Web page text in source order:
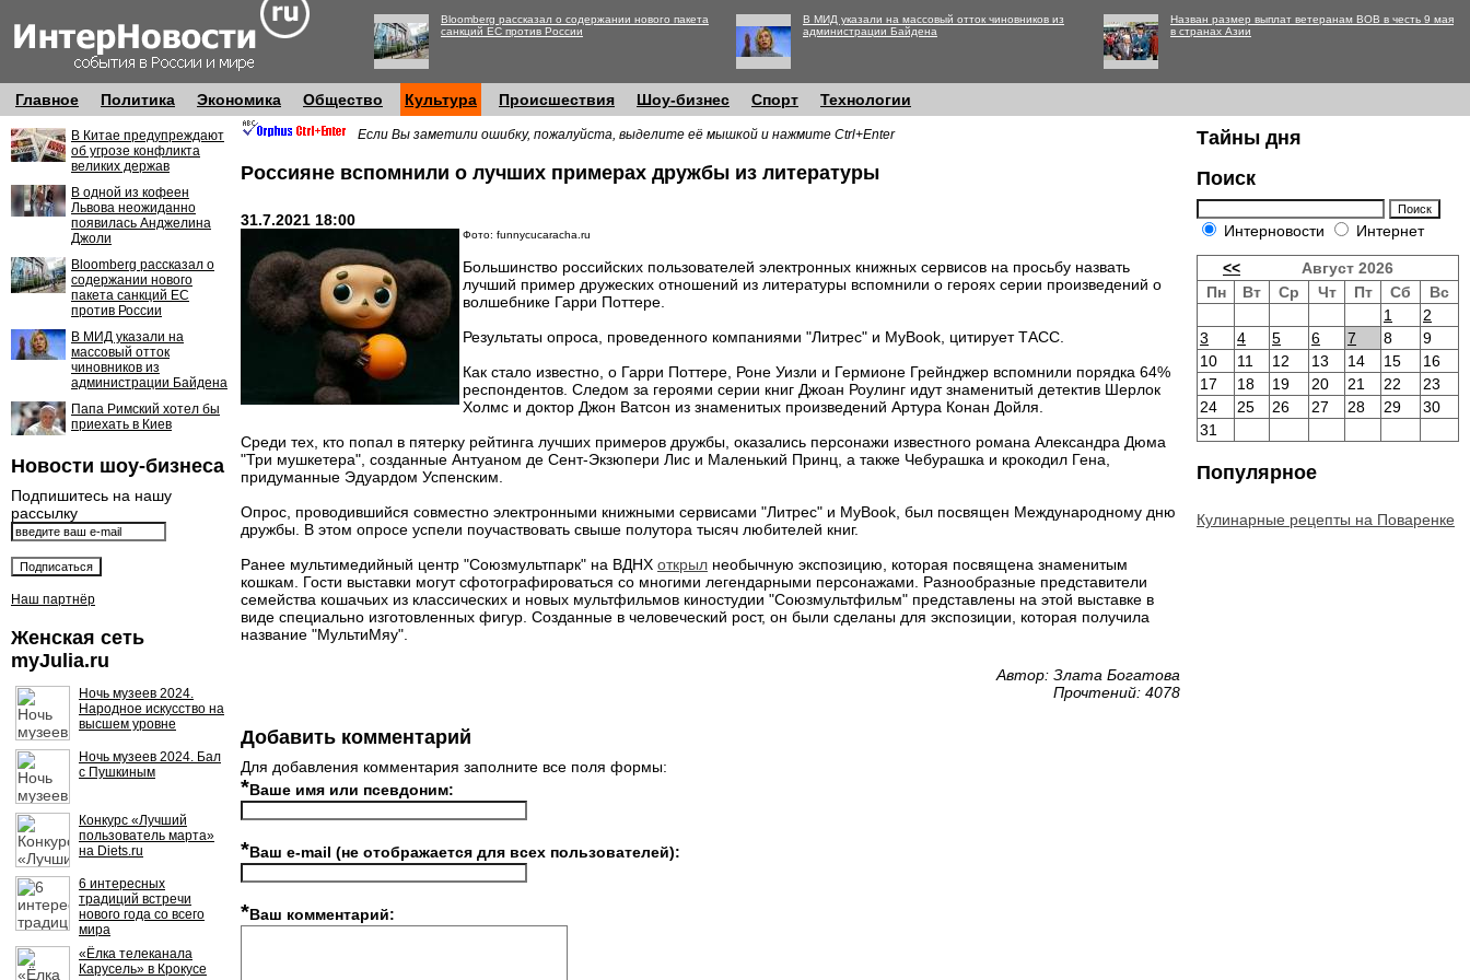
Bloomberg рассказал о содержании нового пакета
санкций ЕС против России
В МИД указали на массовый отток чиновников из
администрации Байдена
Назван размер выплат ветеранам ВОВ в честь 9 мая
в странах Азии
Главное Политика Экономика Общество Культура Происшествия Шоу-бизнес Спорт Технологии
В Китае предупреждают
об угрозе конфликта
великих держав
В одной из кофеен
Львова неожиданно
появилась Анджелина
Джоли
Bloomberg рассказал о
содержании нового
пакета санкций ЕС
против России
В МИД указали на
массовый отток
чиновников из
администрации Байдена
Папа Римский хотел бы
приехать в Киев
Новости шоу-бизнеса
Подпишитесь на нашу
рассылку
Наш партнёр
Женская сеть
myJulia.ru
Ночь музеев 2024.
Народное искусство на
высшем уровне
Ночь музеев 2024. Бал
с Пушкиным
Конкурс «Лучший
пользователь марта»
на Diets.ru
6 интересных
традиций встречи
нового года со всего
мира
«Ёлка телеканала
Карусель» в Крокусе
Если Вы заметили ошибку, пожалуйста, выделите её мышкой и нажмите Ctrl+Enter
Россияне вспомнили о лучших примерах дружбы из литературы
31.7.2021 18:00
Фото: funnycucaracha.ru
Большинство российских пользователей электронных книжных сервисов на просьбу назвать
лучший пример дружеских отношений из литературы вспомнили о героях серии произведений о
волшебнике Гарри Поттере.
Результаты опроса, проведенного компаниями "Литрес" и MyBook, цитирует ТАСС.
Как стало известно, о Гарри Поттере, Роне Уизли и Гермионе Грейнджер вспомнили порядка 64%
респондентов. Следом за героями серии книг Джоан Роулинг идут знаменитый детектив Шерлок
Холмс и доктор Джон Ватсон из знаменитых произведений Артура Конан Дойля.
Среди тех, кто попал в пятерку рейтинга лучших примеров дружбы, оказались персонажи известного романа Александра Дюма
"Три мушкетера", созданные Антуаном де Сент-Экзюпери Лис и Маленький Принц, а также Чебурашка и крокодил Гена,
придуманные Эдуардом Успенским.
Опрос, проводившийся совместно электронными книжными сервисами "Литрес" и MyBook, был посвящен Международному дню
дружбы. В этом опросе успели поучаствовать свыше полутора тысяч любителей книг.
Ранее мультимедийный центр "Союзмультпарк" на ВДНХ открыл необычную экспозицию, которая посвящена знаменитым
кошкам. Гости выставки могут сфотографироваться со многими легендарными персонажами. Разнообразные представители
семейства кошачьих из классических и новых мультфильмов киностудии "Союзмультфильм" представлены на этой выставке в
виде специально изготовленных фигур. Созданные в человеческий рост, он были сделаны для экспозиции, которая получила
название "МультиМяу".
Автор: Злата Богатова
Прочтений: 4078
Добавить комментарий
Для добавления комментария заполните все поля формы:
*Ваше имя или псевдоним:
*Ваш e-mail (не отображается для всех пользователей):
*Ваш комментарий:
Тайны дня
Поиск
Интерновости Интернет
<<
Август 2026
Пн
Вт Ср Чт Пт Сб
Вс
1
2
3
4 5 6 7 8
9
10
11 12 13 14 15
16
17
18 19 20 21 22
23
24
25 26 27 28 29
30
31
Популярное
Кулинарные рецепты на Поваренке